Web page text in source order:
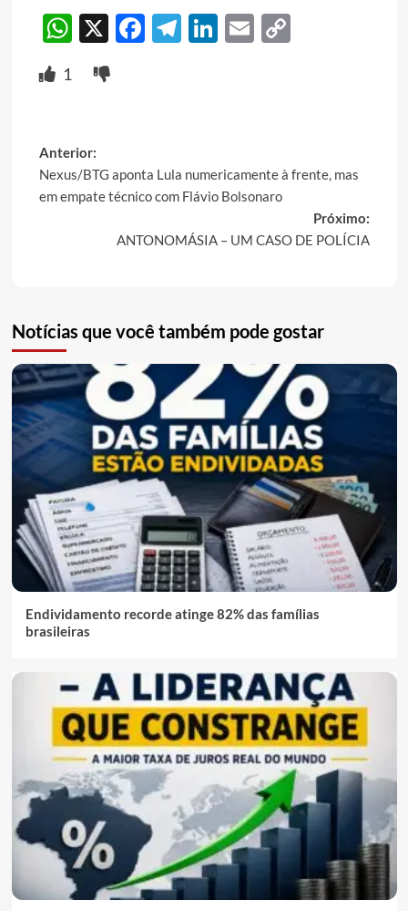
WhatsApp
X Facebook
Telegram
LinkedIn
EmailCopy
1
Post
navigation
Anterior:
Nexus/BTG aponta Lula numericamente à frente, mas
em empate técnico com Flávio Bolsonaro
Próximo:
ANTONOMÁSIA – UM CASO DE POLÍCIA
Notícias que você também pode gostar
Endividamento recorde atinge 82% das famílias
brasileiras